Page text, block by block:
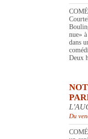
nue»
dans
Deux
Du